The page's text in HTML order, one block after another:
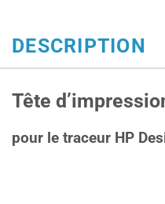
DESCRIPTION
Tête
pour le traceur HP